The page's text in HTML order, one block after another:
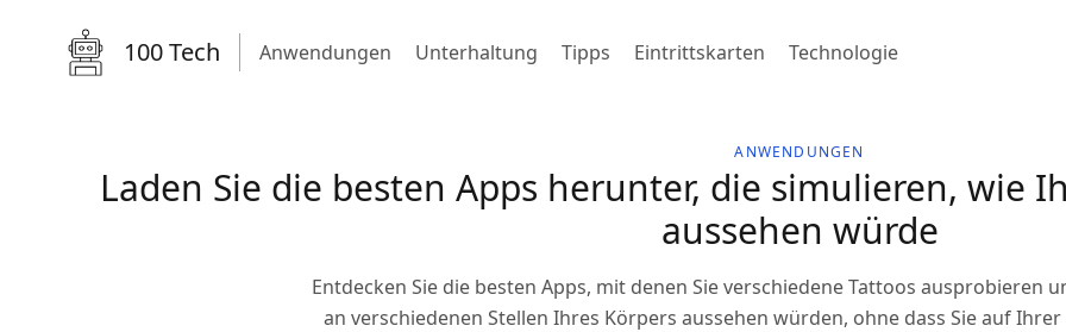
100 Tech Anwendungen Unterhaltung Tipps Eintrittskarten Technologie
ANWENDUNGEN
Laden Sie die besten Apps herunter, die simulieren, wie
aussehen würde
Entdecken Sie die besten Apps, mit denen Sie verschiedene Tattoos ausprobieren
an verschiedenen Stellen Ihres Körpers aussehen würden, ohne dass Sie auf